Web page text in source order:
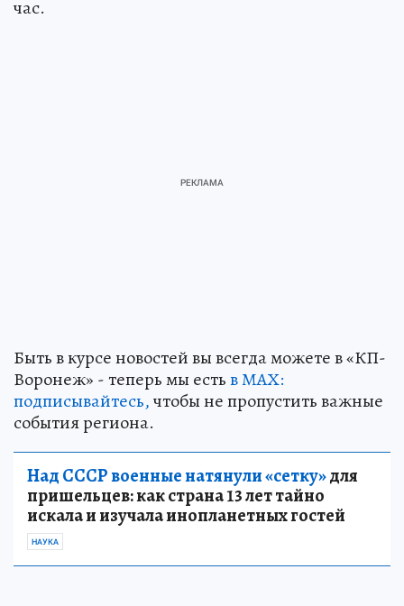
час.
Быть в курсе новостей вы всегда можете в «КП-
Воронеж» - теперь мы естьв МАХ:
подписывайтесь,чтобы не пропустить важные
события региона.
Над СССР военные натянули «сетку»для
пришельцев: как страна 13 лет тайно
искала и изучала инопланетных гостей
НАУКА